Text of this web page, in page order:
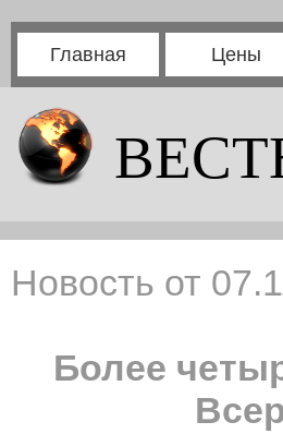
Главная Цены
Новость от
Более